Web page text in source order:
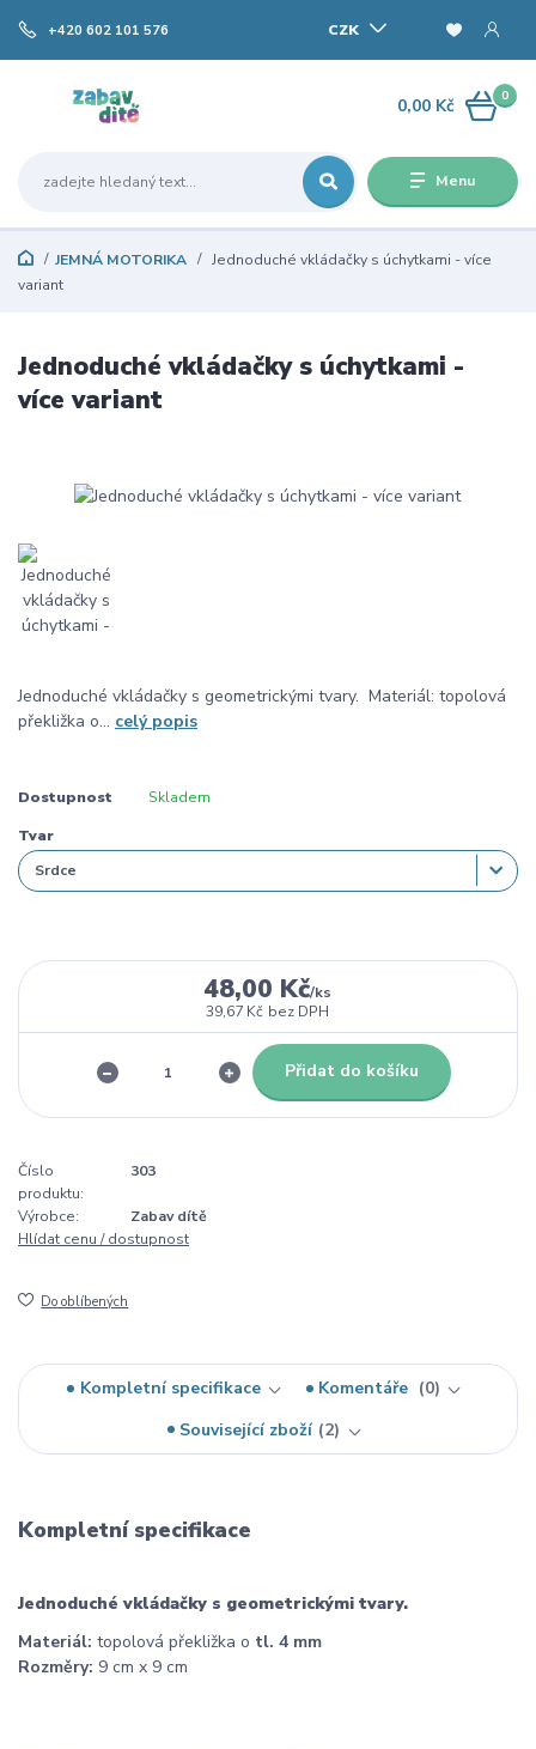
Menu
CZK
+420 602 101 576
0
0,00 Kč
JEMNÁ MOTORIKA
Jednoduché vkládačky s úchytkami - více
variant
Jednoduché vkládačky s úchytkami -
více variant
Jednoduché vkládačky s geometrickými tvary. Materiál: topolová
překližka o... celý popis
Dostupnost Skladem
Tvar
48,00 Kč/ks
39,67 Kč bez DPH
Přidat do košíku
Číslo
produktu:
303
Výrobce:
Zabav dítě
Hlídat cenu / dostupnost
Do oblíbených
Kompletní specifikace Komentáře
0
Související zboží 2
Kompletní specifikace
Jednoduché vkládačky s geometrickými tvary.
Materiál: topolová překližka o tl. 4 mm
Rozměry: 9 cm x 9 cm